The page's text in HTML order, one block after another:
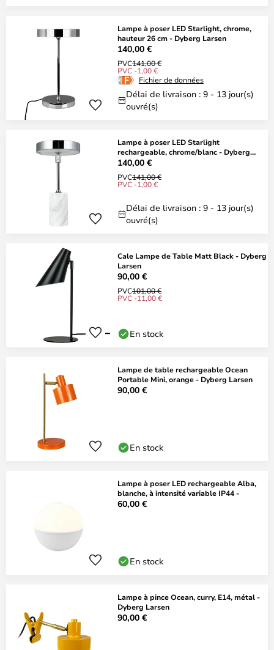
Lampe à poser LED Starlight, chrome,
hauteur 26 cm - Dyberg Larsen
140,00 €
PVC141,00 €
PVC -1,00 €
Fichier de données
Délai de livraison : 9 - 13 jour(s)
ouvré(s)
Lampe à poser LED Starlight
rechargeable, chrome/blanc - Dyberg
Larsen
140,00 €
PVC141,00 €
PVC -1,00 €
Délai de livraison : 9 - 13 jour(s)
ouvré(s)
Cale Lampe de Table Matt Black - Dyberg
Larsen
90,00 €
PVC101,00 €
PVC -11,00 €
En stock
Lampe de table rechargeable Ocean
Portable Mini, orange - Dyberg Larsen
90,00 €
En stock
Lampe à poser LED rechargeable Alba,
blanche, à intensité variable IP44 -
60,00 €
En stock
Lampe à pince Ocean, curry, E14, métal -
Dyberg Larsen
90,00 €